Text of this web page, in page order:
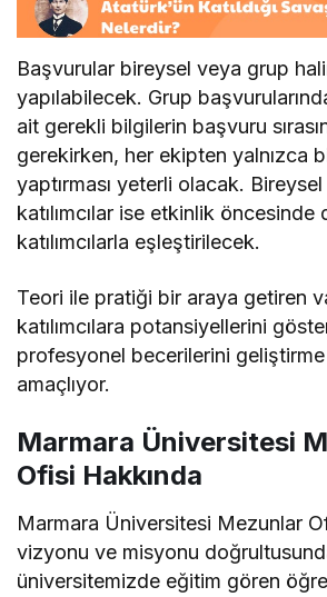
Başvurular bireysel veya grup
yapılabilecek. Grup
ait gerekli bilgilerin başvuru
gerekirken, her ekipten yalnızca
yaptırması yeterli olacak.
katılımcılar ise etkinlik öncesinde
katılımcılarla eşleştirilecek.
Teori ile pratiği bir araya getiren
katılımcılara potansiyellerini
profesyonel becerilerini geliştirme
amaçlıyor.
Marmara Üniversitesi
Ofisi Hakkında
Marmara Üniversitesi Mezunlar
vizyonu ve misyonu
üniversitemizde eğitim gören